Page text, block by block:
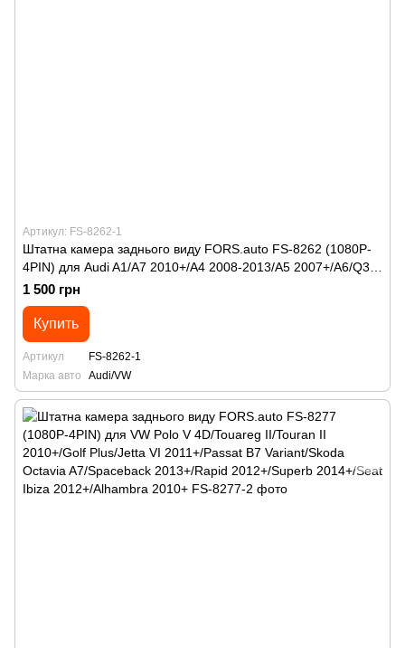
Артикул: FS-8262-1
Штатна камера заднього виду FORS.auto FS-8262 (1080P-
4PIN) для Audi A1/А7 2010+/A4 2008-2013/A5 2007+/А6/Q3
2011+/Q5 2008+/ТТ 2005+/VW Polo 4D Sedan 2016+/Multivan
T6/Transporter T6/Caravelle 2015+
1 500 грн
Купить
Артикул
FS-8262-1
Марка авто
Audi/VW